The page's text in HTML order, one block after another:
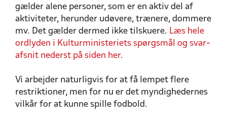
gælder alene personer, som er en aktiv del af
aktiviteter, herunder udøvere, trænere, dommere
mv. Det gælder dermed ikke tilskuere. Læs hele
ordlyden i Kulturministeriets spørgsmål og svar-
afsnit nederst på siden her.
Vi arbejder naturligvis for at få lempet flere
restriktioner, men for nu er det myndighedernes
vilkår for at kunne spille fodbold.